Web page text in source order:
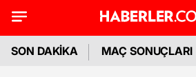
SON DAKİKA MAÇ SONUÇLARI